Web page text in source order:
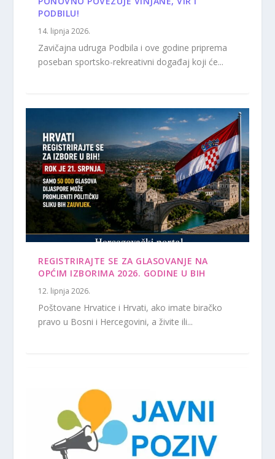
PODBILU!
14. lipnja 2026.
Zavičajna udruga Podbila i ove godine priprema
poseban sportsko-rekreativni događaj koji će...
REGISTRIRAJTE SE ZA GLASOVANJE NA
OPĆIM IZBORIMA 2026. GODINE U BIH
12. lipnja 2026.
Poštovane Hrvatice i Hrvati, ako imate biračko
pravo u Bosni i Hercegovini, a živite ili...